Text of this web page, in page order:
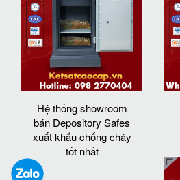
Hệ thống showroom
bán Depository Safes
xuất khẩu chống cháy
tốt nhất